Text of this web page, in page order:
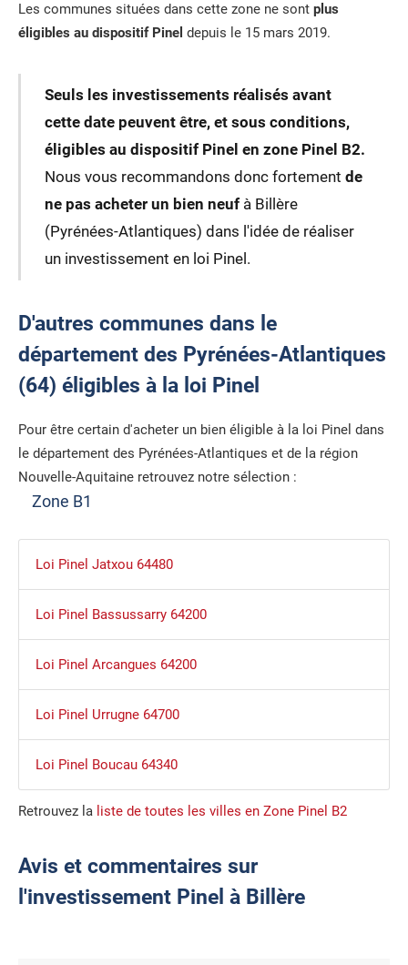
Les communes situées dans cette zone ne sont plus
éligibles au dispositif Pinel depuis le 15 mars 2019.
Seuls les investissements réalisés avant
cette date peuvent être, et sous conditions,
éligibles au dispositif Pinel en zone Pinel B2.
Nous vous recommandons donc fortement de
ne pas acheter un bien neufà Billère
(Pyrénées-Atlantiques) dans l'idée de réaliser
un investissement en loi Pinel.
D'autres communes dans le
département des Pyrénées-Atlantiques
(64) éligibles à la loi Pinel
Pour être certain d'acheter un bien éligible à la loi Pinel dans
le département des Pyrénées-Atlantiques et de la région
Nouvelle-Aquitaine retrouvez notre sélection :
Zone B1
Loi Pinel Jatxou 64480
Loi Pinel Bassussarry 64200
Loi Pinel Arcangues 64200
Loi Pinel Urrugne 64700
Loi Pinel Boucau 64340
Retrouvez la liste de toutes les villes en Zone Pinel B2
Avis et commentaires sur
l'investissement Pinel à Billère